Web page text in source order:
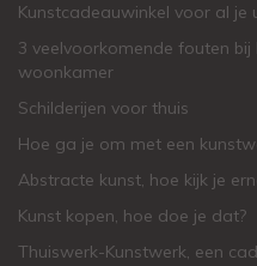
Kunstcadeauwinkel voor al je
3 veelvoorkomende fouten
woonkamer
Schilderijen voor thuis
Hoe ga je om met een
Abstracte kunst, hoe kijk je
Kunst kopen, hoe doe je dat?
Thuiswerk-Kunstwerk, een